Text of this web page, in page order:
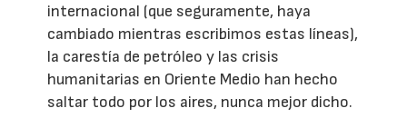
internacional (que seguramente, haya
cambiado mientras escribimos estas líneas),
la carestía de petróleo y las crisis
humanitarias en Oriente Medio han hecho
saltar todo por los aires, nunca mejor dicho.